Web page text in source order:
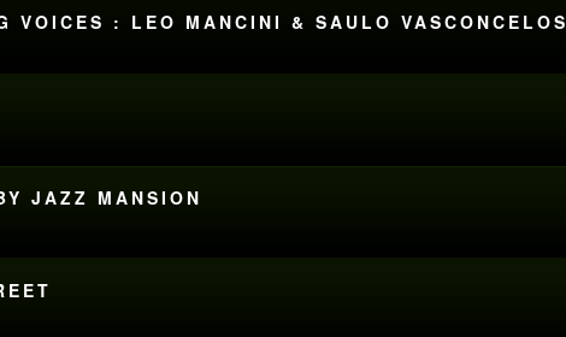
VOICES : LEO MANCINI & SAULO VASCONCELOS
JAZZ MANSION